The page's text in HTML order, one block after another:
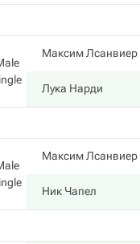
Максим Лсанвиер
Лука Нарди
Максим Лсанвиер
Ник Чапел